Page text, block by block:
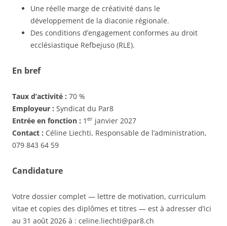
Une réelle marge de créativité dans le
développement de la diaconie régionale.
Des conditions d’engagement conformes au droit
ecclésiastique Refbejuso (RLE).
En bref
Taux d’activité : 70 %
Employeur : Syndicat du Par8
Entrée en fonction : 1 er janvier 2027
Contact : Céline Liechti, Responsable de l’administration,
079 843 64 59
Candidature
Votre dossier complet — lettre de motivation, curriculum
vitae et copies des diplômes et titres — est à adresser d’ici
au 31 août 2026 à : celine.liechti@par8.ch